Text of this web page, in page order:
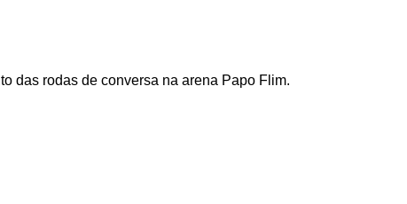
das rodas de conversa na arena Papo Flim.